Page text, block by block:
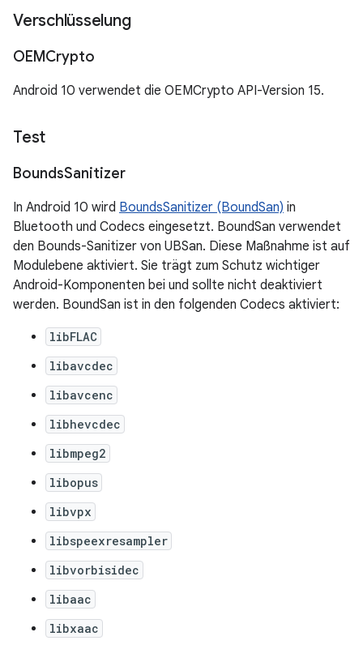
Verschlüsselung
OEMCrypto
Android 10 verwendet die OEMCrypto API-Version 15.
Test
BoundsSanitizer
In Android 10 wird BoundsSanitizer (BoundSan) in
Bluetooth und Codecs eingesetzt. BoundSan verwendet
den Bounds-Sanitizer von UBSan. Diese Maßnahme ist auf
Modulebene aktiviert. Sie trägt zum Schutz wichtiger
Android-Komponenten bei und sollte nicht deaktiviert
werden. BoundSan ist in den folgenden Codecs aktiviert:
libFLAC
libavcdec
libavcenc
libhevcdec
libmpeg2
libopus
libvpx
libspeexresampler
libvorbisidec
libaac
libxaac